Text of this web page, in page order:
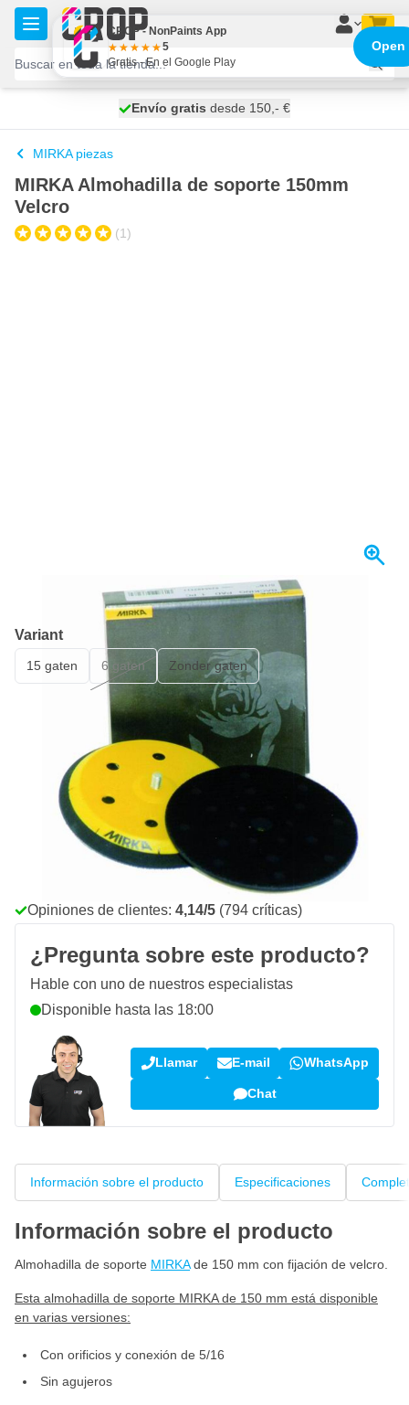
Ir al contenido
se envía mañana
Envío gratis desde 150,- €
100 días
MIRKA piezas
MIRKA Almohadilla de soporte 150mm
Velcro
(1)
Se envía mañana
Variant
15 gaten 6 gaten Zonder gaten
incl. IVA
Cantidad
Añadir al carrito
Haz tu pedido antes de las 23:59,
se envía mañana
Envío gratisdesde 150,- €
devoluciones & cambios
Opiniones de clientes: 4,14/5 (794 críticas)
¿Pregunta sobre este producto?
Hable con uno de nuestros especialistas
Disponible hasta las 18:00
Llamar E-mail WhatsApp
Chat
Información sobre el producto Especificaciones
Información sobre el producto
Almohadilla de soporte MIRKAde 150 mm con fijación de velcro.
Esta almohadilla de soporte MIRKA de 150 mm está disponible
en varias versiones:
Con orificios y conexión de 5/16
Sin agujeros
CROP - NonPaints App
5
Gratis - En el Google Play
Open